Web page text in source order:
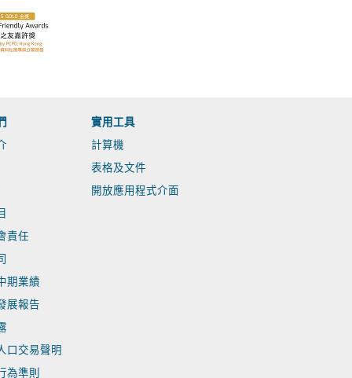
責任
期業績
展報告
口交易聲明
為準則
實用工具
計算機
表格及文件
開放應用程式介面